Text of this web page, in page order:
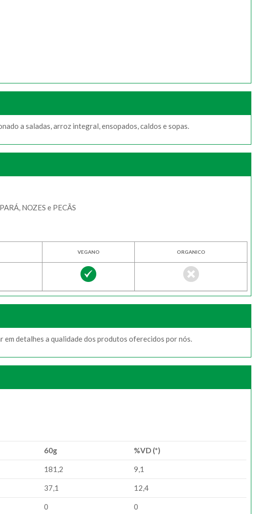
a saladas, arroz integral, ensopados, caldos e sopas.
NOZES e PECÃS
VEGANO ORGANICO
detalhes a qualidade dos produtos oferecidos por nós.
60g %VD (*)
181,2 9,1
37,1 12,4
0 0